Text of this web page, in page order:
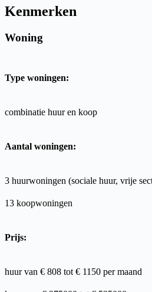
Kenmerken
Woning
Type woningen:
combinatie huur en koop
Aantal woningen:
3 huurwoningen (sociale huur, vrije
13 koopwoningen
Prijs:
huur van € 808 tot € 1150 per maand